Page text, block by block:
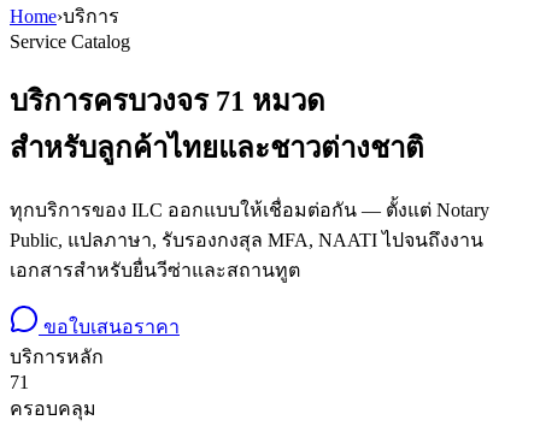
Home›บริการ
Service Catalog
บริการครบวงจร 71 หมวด
สำหรับลูกค้าไทยและชาวต่างชาติ
ทุกบริการของ ILC ออกแบบให้เชื่อมต่อกัน — ตั้งแต่ Notary
Public, แปลภาษา, รับรองกงสุล MFA, NAATI ไปจนถึงงาน
เอกสารสำหรับยื่นวีซ่าและสถานทูต
ขอใบเสนอราคา
บริการหลัก
71
ครอบคลุม